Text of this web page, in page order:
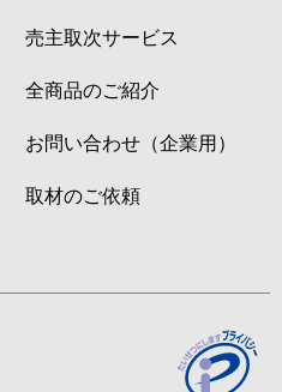
売主取次サービス
全商品のご紹介
お問い合わせ（企業用）
取材のご依頼